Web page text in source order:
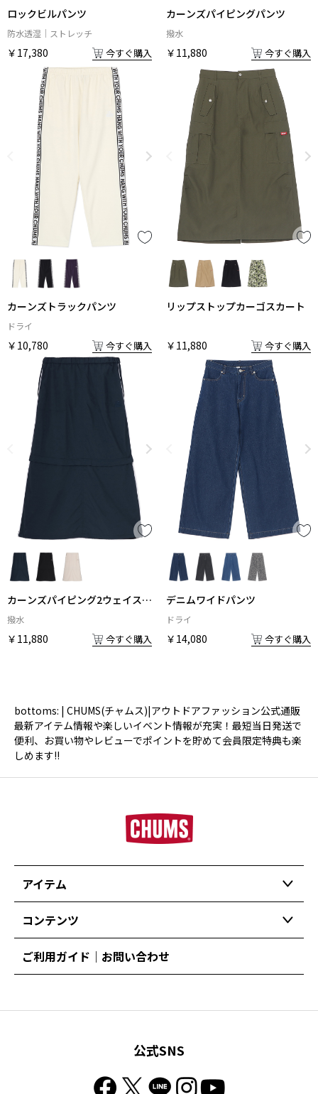
ロックビルパンツ
防水透湿 ストレッチ
￥17,380 今すぐ購入
カーンズパイピングパンツ
撥水
￥11,880 今すぐ購入
カーンズトラックパンツ
ドライ
￥10,780 今すぐ購入
リップストップカーゴスカート
￥11,880 今すぐ購入
カーンズパイピング2ウェイスカ
ート
撥水
￥11,880 今すぐ購入
デニムワイドパンツ
ドライ
￥14,080 今すぐ購入
bottoms: | CHUMS(チャムス)|アウトドアファッション公式通販
最新アイテム情報や楽しいイベント情報が充実！最短当日発送で
便利、お買い物やレビューでポイントを貯めて会員限定特典も楽
しめます!!
アイテム
コンテンツ
ご利用ガイド｜お問い合わせ
公式SNS